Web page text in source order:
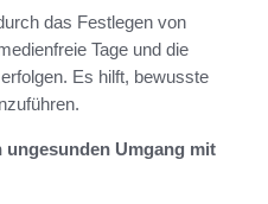
das Festlegen von
Tage und die
Es hilft, bewusste
ungesunden Umgang mit